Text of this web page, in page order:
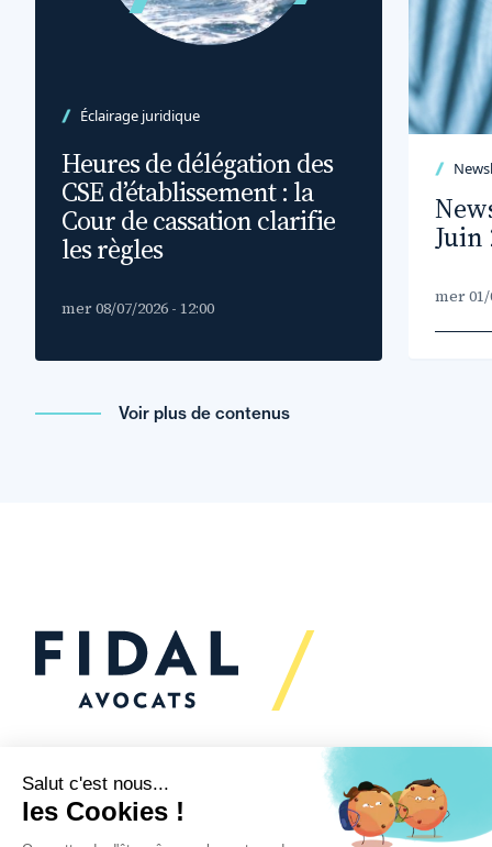
Éclairage juridique
Heures de délégation des
CSE d’établissement : la
Cour de cassation clarifie
les règles
mer 08/07/2026 - 12:00
Juin
mer 01/
Voir plus de contenus
Vous souhaitez échanger
avec nous ?